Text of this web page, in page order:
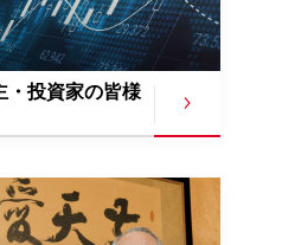
・投資家の皆様